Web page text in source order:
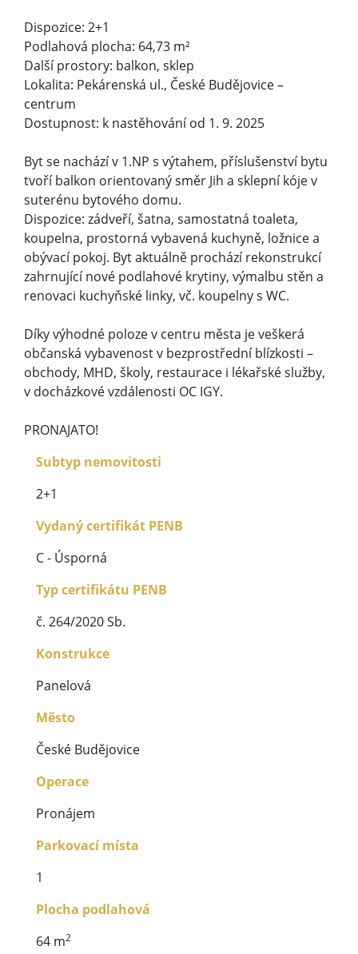
Dispozice: 2+1
Podlahová plocha: 64,73 m²
Další prostory: balkon, sklep
Lokalita: Pekárenská ul., České Budějovice –
centrum
Dostupnost: k nastěhování od 1. 9. 2025
Byt se nachází v 1.NP s výtahem, příslušenství bytu
tvoří balkon orientovaný směr Jih a sklepní kóje v
suterénu bytového domu.
Dispozice: zádveří, šatna, samostatná toaleta,
koupelna, prostorná vybavená kuchyně, ložnice a
obývací pokoj. Byt aktuálně prochází rekonstrukcí
zahrnující nové podlahové krytiny, výmalbu stěn a
renovaci kuchyňské linky, vč. koupelny s WC.
Díky výhodné poloze v centru města je veškerá
občanská vybavenost v bezprostřední blízkosti –
obchody, MHD, školy, restaurace i lékařské služby,
v docházkové vzdálenosti OC IGY.
PRONAJATO!
Subtyp nemovitosti
2+1
Vydaný certifikát PENB
C - Úsporná
Typ certifikátu PENB
č. 264/2020 Sb.
Konstrukce
Panelová
Město
České Budějovice
Operace
Pronájem
Parkovací místa
1
Plocha podlahová
64 m2